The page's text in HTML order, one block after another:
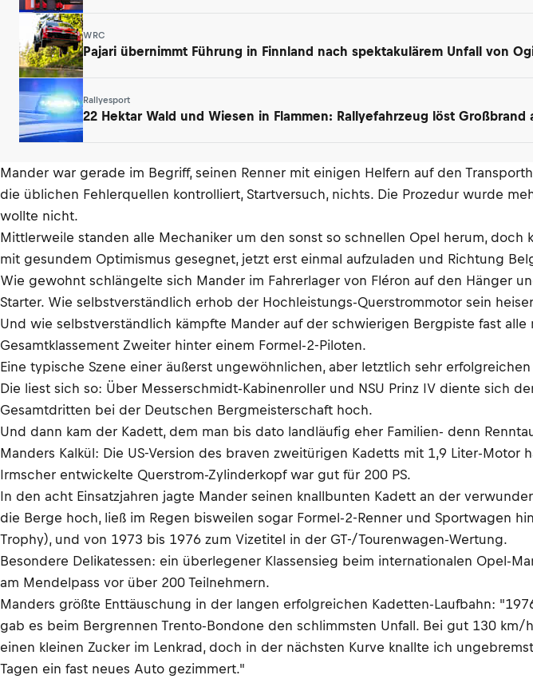
WRC
Pajari übernimmt Führung in Finnland nach spektakulärem Unfall von
Rallyesport
22 Hektar Wald und Wiesen in Flammen: Rallyefahrzeug löst Großbrand
Mander war gerade im Begriff, seinen Renner mit einigen Helfern auf den
die üblichen Fehlerquellen kontrolliert, Startversuch, nichts. Die Prozedur wurde
wollte nicht.
Mittlerweile standen alle Mechaniker um den sonst so schnellen Opel herum,
mit gesundem Optimismus gesegnet, jetzt erst einmal aufzuladen und Richtung
Wie gewohnt schlängelte sich Mander im Fahrerlager von Fléron auf den Hänger
Starter. Wie selbstverständlich erhob der Hochleistungs-Querstrommotor sein
Und wie selbstverständlich kämpfte Mander auf der schwierigen Bergpiste fast
Gesamtklassement Zweiter hinter einem Formel-2-Piloten.
Eine typische Szene einer äußerst ungewöhnlichen, aber letztlich sehr erfolgreichen
Die liest sich so: Über Messerschmidt-Kabinenroller und NSU Prinz IV diente sich
Gesamtdritten bei der Deutschen Bergmeisterschaft hoch.
Und dann kam der Kadett, dem man bis dato landläufig eher Familien- denn
Manders Kalkül: Die US-Version des braven zweitürigen Kadetts mit 1,9 Liter-
Irmscher entwickelte Querstrom-Zylinderkopf war gut für 200 PS.
In den acht Einsatzjahren jagte Mander seinen knallbunten Kadett an der
die Berge hoch, ließ im Regen bisweilen sogar Formel-2-Renner und Sportwagen
Trophy), und von 1973 bis 1976 zum Vizetitel in der GT-/Tourenwagen-Wertung.
Besondere Delikatessen: ein überlegener Klassensieg beim internationalen Opel-
am Mendelpass vor über 200 Teilnehmern.
Manders größte Enttäuschung in der langen erfolgreichen Kadetten-Laufbahn:
gab es beim Bergrennen Trento-Bondone den schlimmsten Unfall. Bei gut 130
einen kleinen Zucker im Lenkrad, doch in der nächsten Kurve knallte ich
Tagen ein fast neues Auto gezimmert."